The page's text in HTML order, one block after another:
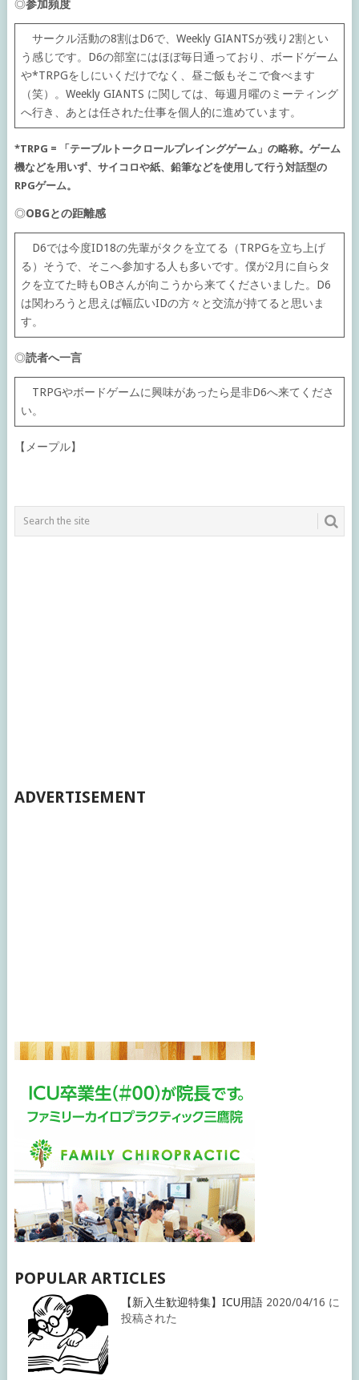
◎参加頻度
サークル活動の8割はD6で、Weekly GIANTSが残り2割とい
う感じです。D6の部室にはほぼ毎日通っており、ボードゲーム
や*TRPGをしにいくだけでなく、昼ご飯もそこで食べます
（笑）。Weekly GIANTS に関しては、毎週月曜のミーティング
へ行き、あとは任された仕事を個人的に進めています。
*TRPG = 「テーブルトークロールプレイングゲーム」の略称。ゲーム
機などを用いず、サイコロや紙、鉛筆などを使用して行う対話型の
RPGゲーム。
◎OBGとの距離感
D6では今度ID18の先輩がタクを立てる（TRPGを立ち上げ
る）そうで、そこへ参加する人も多いです。僕が2月に自らタ
クを立てた時もOBさんが向こうから来てくださいました。D6
は関わろうと思えば幅広いIDの方々と交流が持てると思いま
す。
◎読者へ一言
TRPGやボードゲームに興味があったら是非D6へ来てくださ
い。
【メープル】
ADVERTISEMENT
POPULAR ARTICLES
【新入生歓迎特集】ICU用語 2020/04/16 に
投稿された